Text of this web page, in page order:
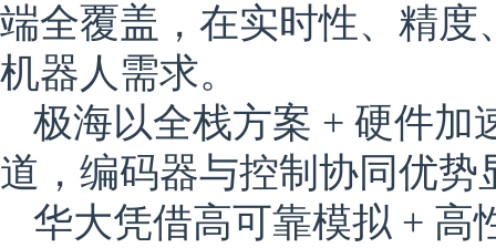
端全覆盖，在实时性、精
机器人需求。
极海以全栈方案 + 硬件加
道，编码器与控制协同优势
华大凭借高可靠模拟 + 高